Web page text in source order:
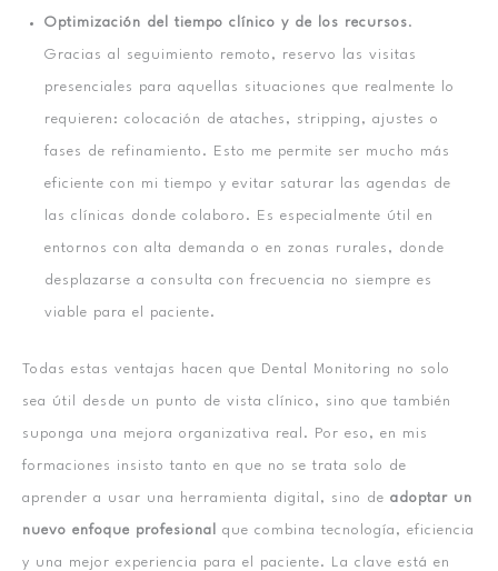
Optimización del tiempo clínico y de los recursos.
Gracias al seguimiento remoto, reservo las visitas
presenciales para aquellas situaciones que realmente lo
requieren: colocación de ataches, stripping, ajustes o
fases de refinamiento. Esto me permite ser mucho más
eficiente con mi tiempo y evitar saturar las agendas de
las clínicas donde colaboro. Es especialmente útil en
entornos con alta demanda o en zonas rurales, donde
desplazarse a consulta con frecuencia no siempre es
viable para el paciente.
Todas estas ventajas hacen que Dental Monitoring no solo
sea útil desde un punto de vista clínico, sino que también
suponga una mejora organizativa real. Por eso, en mis
formaciones insisto tanto en que no se trata solo de
aprender a usar una herramienta digital, sino de adoptar un
nuevo enfoque profesional que combina tecnología, eficiencia
y una mejor experiencia para el paciente. La clave está en